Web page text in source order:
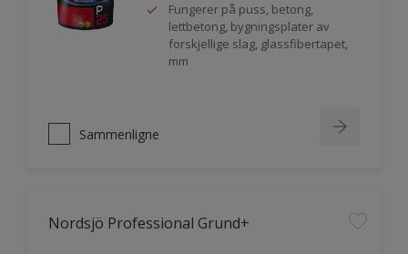
Fungerer på puss, betong,
lettbetong, bygningsplater av
forskjellige slag, glassfibertapet,
mm
Sammenligne
Nordsjö Professional Grund+